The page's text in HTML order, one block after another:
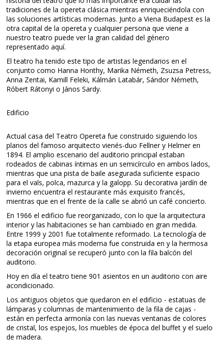
tradiciones de la opereta clásica mientras enriqueciéndola con
las soluciones artísticas modernas. Junto a Viena Budapest es la
otra capital de la opereta y cualquier persona que viene a
nuestro teatro puede ver la gran calidad del género
representado aquí.
El teatro ha tenido este tipo de artistas legendarios en el
conjunto como Hanna Honthy, Marika Németh, Zsuzsa Petress,
Anna Zentai, Kamill Feleki, Kálmán Latabár, Sándor Németh,
Róbert Rátonyi o János Sardy.
Edificio
Actual casa del Teatro Opereta fue construido siguiendo los
planos del famoso arquitecto vienés-duo Fellner y Helmer en
1894. El amplio escenario del auditorio principal estaban
rodeados de cabinas íntimas en un semicírculo en ambos lados,
mientras que una pista de baile asegurada suficiente espacio
para el vals, polca, mazurca y la galopp. Su decorativa jardín de
invierno encuentra el restaurante más exquisito francés,
mientras que en el frente de la calle se abrió un café concierto.
En 1966 el edificio fue reorganizado, con lo que la arquitectura
interior y las habitaciones se han cambiado en gran medida.
Entre 1999 y 2001 fue totalmente reformado. La tecnología de
la etapa europea más moderna fue construida en y la hermosa
decoración original se recuperó junto con la fila balcón del
auditorio.
Hoy en día el teatro tiene 901 asientos en un auditorio con aire
acondicionado.
Los antiguos objetos que quedaron en el edificio - estatuas de
lámparas y columnas de mantenimiento de la fila de cajas -
están en perfecta armonía con las nuevas ventanas de colores
de cristal, los espejos, los muebles de época del buffet y el suelo
de madera.